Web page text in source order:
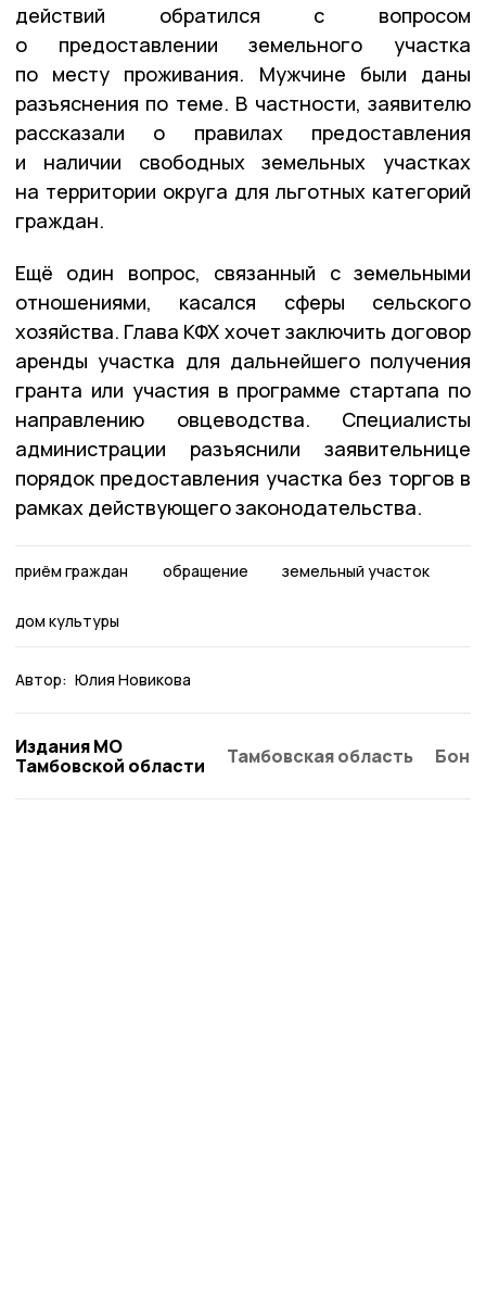
действий обратился с вопросом
о предоставлении земельного участка
по месту проживания. Мужчине были даны
разъяснения по теме. В частности, заявителю
рассказали о правилах предоставления
и наличии свободных земельных участках
на территории округа для льготных категорий
граждан.
Ещё один вопрос, связанный с земельными
отношениями, касался сферы сельского
хозяйства. Глава КФХ хочет заключить договор
аренды участка для дальнейшего получения
гранта или участия в программе стартапа по
направлению овцеводства. Специалисты
администрации разъяснили заявительнице
порядок предоставления участка без торгов в
рамках действующего законодательства.
приём граждан обращение земельный участок
дом культуры
Автор: Юлия Новикова
Издания МО
Тамбовской области
Тамбовская область